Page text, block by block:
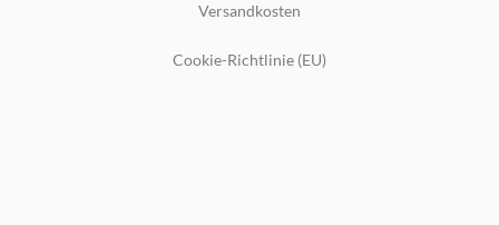
Versandkosten
Cookie-Richtlinie (EU)